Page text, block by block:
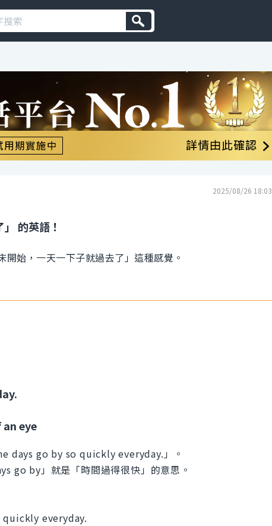
2025/08/26 18:03
的英語！
始，一天一下子就過去了」這種感覺。
eye
days go by so quickly everyday.」。
go by」就是「時間過得很快」的意思。
everyday.